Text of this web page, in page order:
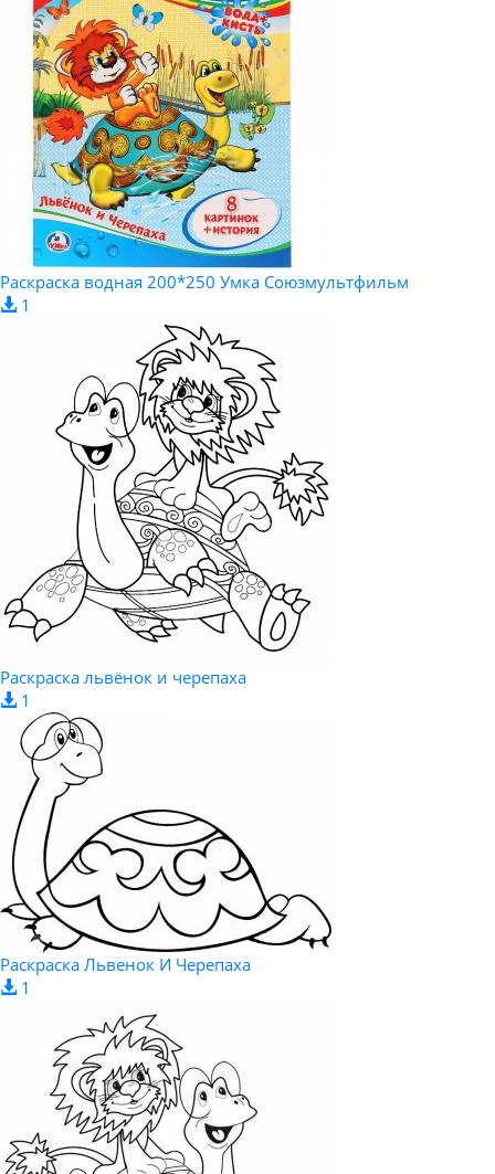
Раскраска водная 200*250 Умка Союзмультфильм
1
Раскраска львёнок и черепаха
1
Раскраска Львенок И Черепаха
1